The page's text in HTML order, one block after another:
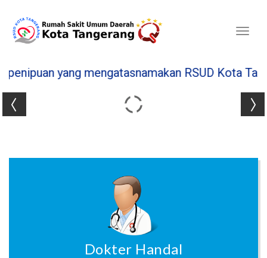
Toggle
mengatasnamakan RSUD Kota Tangerang ♦
Dokter Handal